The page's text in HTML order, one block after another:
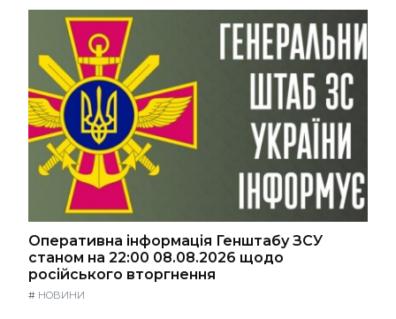
Оперативна інформація Генштабу ЗСУ
станом на 22:00 08.08.2026 щодо
російського вторгнення
# НОВИНИ